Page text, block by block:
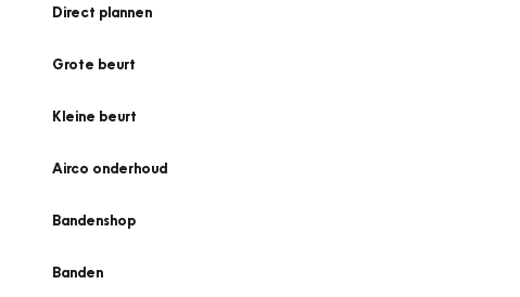
Direct plannen
Grote beurt
Kleine beurt
Airco onderhoud
Bandenshop
Banden